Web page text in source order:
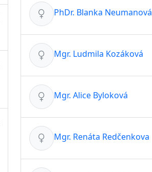
PhDr. Blanka Neumanová
Mgr. Ludmila Kozáková
Mgr. Alice Byloková
Mgr. Renáta Redčenkova